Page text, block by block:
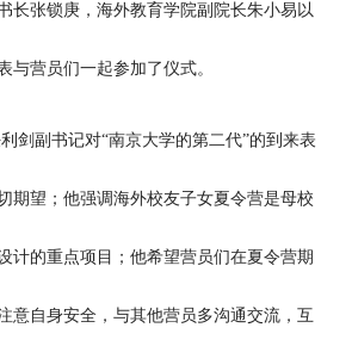
长张锁庚，海外教育学院副院长朱小易以
与营员们一起参加了仪式。
剑副书记对“南京大学的第二代”的到来表
期望；他强调海外校友子女夏令营是母校
计的重点项目；他希望营员们在夏令营期
意自身安全，与其他营员多沟通交流，互